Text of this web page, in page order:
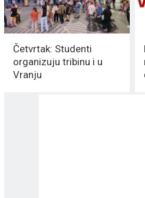
Četvrtak: Studenti
organizuju tribinu i u
Vranju